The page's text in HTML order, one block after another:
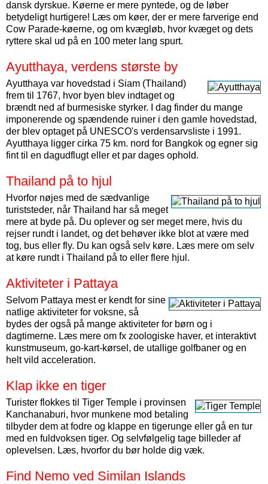
dansk dyrskue. Køerne er mere pyntede, og de løber
betydeligt hurtigere! Læs om køer, der er mere farverige end
Cow Parade-køerne, og om kvægløb, hvor kvæget og dets
ryttere skal ud på en 100 meter lang spurt.
Ayutthaya, verdens største by
Ayutthaya var hovedstad i Siam (Thailand)
frem til 1767, hvor byen blev indtaget og
brændt ned af burmesiske styrker. I dag finder du mange
imponerende og spændende ruiner i den gamle hovedstad,
der blev optaget på UNESCO's verdensarvsliste i 1991.
Ayutthaya ligger cirka 75 km. nord for Bangkok og egner sig
fint til en dagudflugt eller et par dages ophold.
Thailand på to hjul
Hvorfor nøjes med de sædvanlige
turiststeder, når Thailand har så meget
mere at byde på. Du oplever og ser meget mere, hvis du
rejser rundt i landet, og det behøver ikke blot at være med
tog, bus eller fly. Du kan også selv køre. Læs mere om selv
at køre rundt i Thailand på to eller flere hjul.
Aktiviteter i Pattaya
Selvom Pattaya mest er kendt for sine
natlige aktiviteter for voksne, så
bydes der også på mange aktiviteter for børn og i
dagtimerne. Læs mere om fx zoologiske haver, et interaktivt
kunstmuseum, go-kart-kørsel, de utallige golfbaner og en
helt vild acceleration.
Klap ikke en tiger
Turister flokkes til Tiger Temple i provinsen
Kanchanaburi, hvor munkene mod betaling
tilbyder dem at fodre og klappe en tigerunge eller gå en tur
med en fuldvoksen tiger. Og selvfølgelig tage billeder af
oplevelsen. Læs, hvorfor du bør holde dig væk.
Find Nemo ved Similan Islands